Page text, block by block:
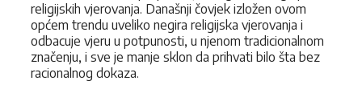
religijskih vjerovanja. Današnji čovjek izložen ovom
općem trendu uveliko negira religijska vjerovanja i
odbacuje vjeru u potpunosti, u njenom tradicionalnom
značenju, i sve je manje sklon da prihvati bilo šta bez
racionalnog dokaza.